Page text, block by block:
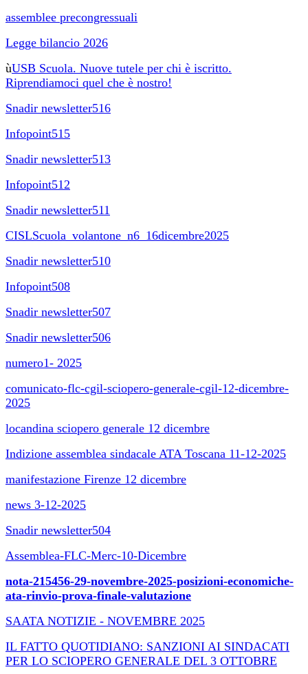
assemblee precongressuali
Legge bilancio 2026
ùUSB Scuola. Nuove tutele per chi è iscritto.
Riprendiamoci quel che è nostro!
Snadir newsletter516
Infopoint515
Snadir newsletter513
Infopoint512
Snadir newsletter511
CISLScuola_volantone_n6_16dicembre2025
Snadir newsletter510
Infopoint508
Snadir newsletter507
Snadir newsletter506
numero1- 2025
comunicato-flc-cgil-sciopero-generale-cgil-12-dicembre-
2025
locandina sciopero generale 12 dicembre
Indizione assemblea sindacale ATA Toscana 11-12-2025
manifestazione Firenze 12 dicembre
news 3-12-2025
Snadir newsletter504
Assemblea-FLC-Merc-10-Dicembre
nota-215456-29-novembre-2025-posizioni-economiche-
ata-rinvio-prova-finale-valutazione
SAATA NOTIZIE - NOVEMBRE 2025
IL FATTO QUOTIDIANO: SANZIONI AI SINDACATI
PER LO SCIOPERO GENERALE DEL 3 OTTOBRE